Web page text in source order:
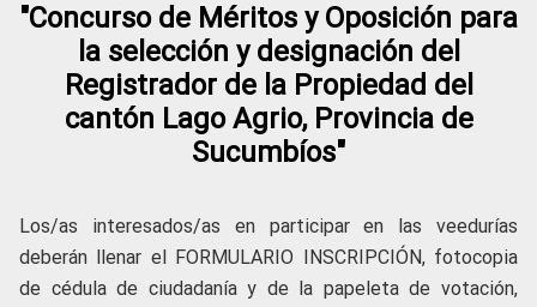
"Concurso de Méritos y Oposición para
la selección y designación del
Registrador de la Propiedad del
cantón Lago Agrio, Provincia de
Sucumbíos"
Los/as interesados/as en participar en las veedurías
deberán llenar el FORMULARIO INSCRIPCIÓN, fotocopia
de cédula de ciudadanía y de la papeleta de votación,